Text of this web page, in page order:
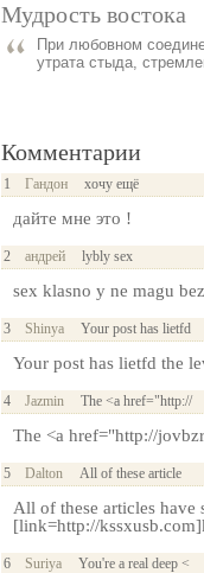
Мудрость востока
При любовном
утрата стыда,
Комментарии
1 Гандон хочу ещё
дайте мне это !
2 андрей lybly sex
sex klasno y ne magu
3 Shinya Your post has lietfd
Your post has lietfd the
4 Jazmin The <a href="http://
The <a href="http://
5 Dalton All of these article
All of these articles
[link=http://
6 Suriya You're a real deep <